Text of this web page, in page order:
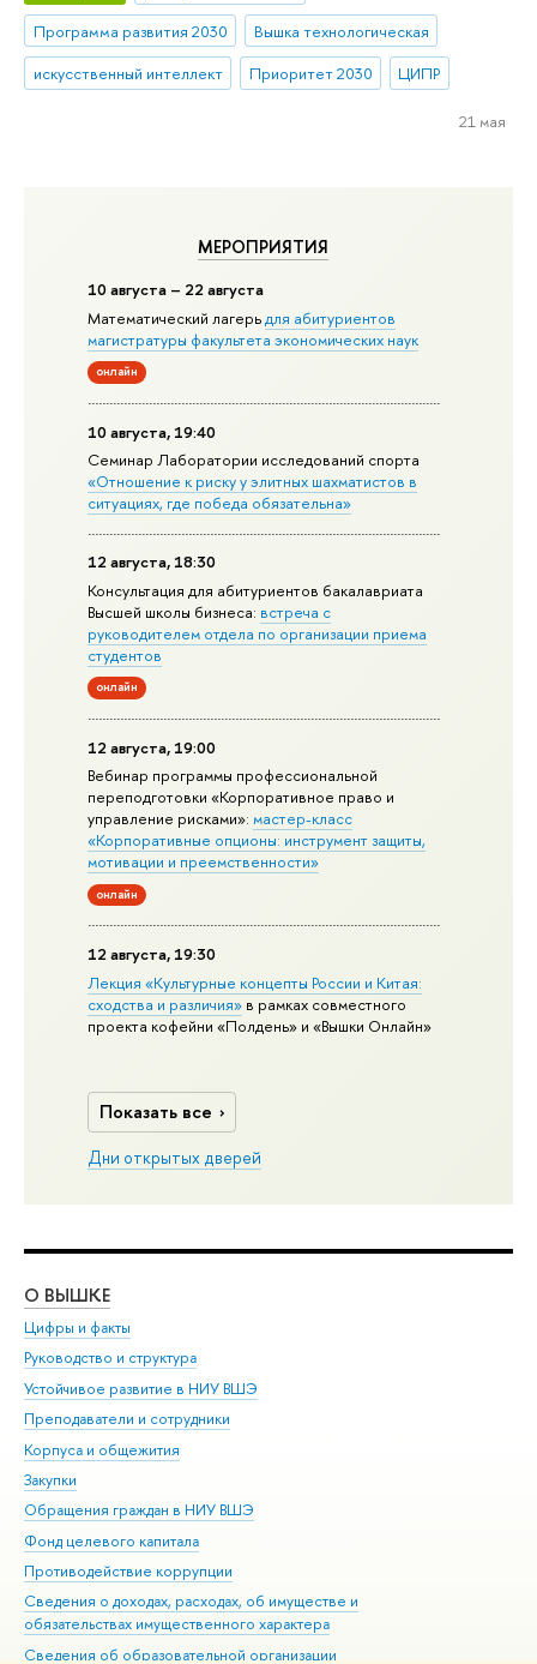
МЕРОПРИЯТИЯ
10 августа – 22 августа
Математический лагерьдля абитуриентов
магистратуры факультета экономических наук
онлайн
10 августа, 19:40
Семинар Лаборатории исследований спорта
«Отношение к риску у элитных шахматистов в
ситуациях, где победа обязательна»
12 августа, 18:30
Консультация для абитуриентов бакалавриата
Высшей школы бизнеса: встреча с
руководителем отдела по организации приема
студентов
онлайн
12 августа, 19:00
Вебинар программы профессиональной
переподготовки «Корпоративное право и
управление рисками»:мастер-класс
«Корпоративные опционы: инструмент защиты,
мотивации и преемственности»
онлайн
12 августа, 19:30
Лекция «Культурные концепты России и Китая:
сходства и различия» в рамках совместного
проекта кофейни «Полдень» и «Вышки Онлайн»
Показать все
Дни открытых дверей
Программа развития 2030
Вышка технологическая
искусственный интеллект
Приоритет 2030 ЦИПР
21 мая
О ВЫШКЕ
Цифры и факты
Руководство и структура
Устойчивое развитие в НИУ ВШЭ
Преподаватели и сотрудники
Корпуса и общежития
Закупки
Обращения граждан в НИУ ВШЭ
Фонд целевого капитала
Противодействие коррупции
Сведения о доходах, расходах, об имуществе и
обязательствах имущественного характера
Сведения об образовательной организации